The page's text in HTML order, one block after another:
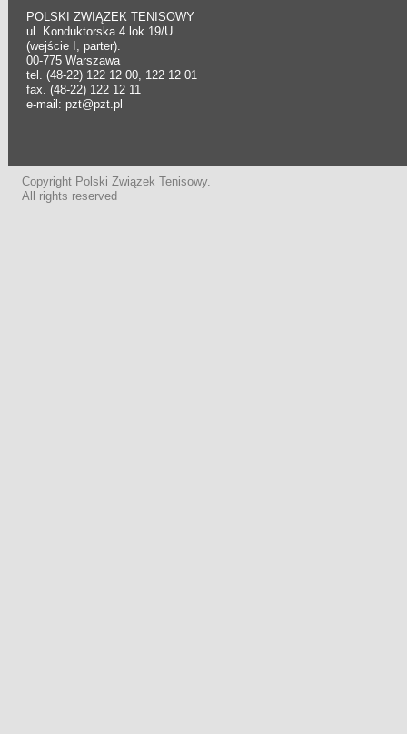
POLSKI ZWIĄZEK TENISOWY
ul. Konduktorska 4 lok.19/U
(wejście I, parter).
00-775 Warszawa
tel. (48-22) 122 12 00, 122 12 01
fax. (48-22) 122 12 11
e-mail: pzt@pzt.pl
Copyright Polski Związek Tenisowy.
All rights reserved